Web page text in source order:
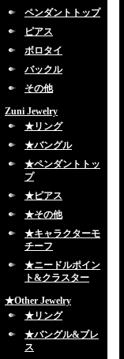
ペンダントトップ
ピアス
ボロタイ
バックル
その他
Zuni Jewelry
★リング
★バングル
★ペンダントトッ
プ
★ピアス
★その他
★キャラクターモ
チーフ
★ニードルポイン
ト&クラスター
★Other Jewelry
★リング
★バングル&ブレ
ス